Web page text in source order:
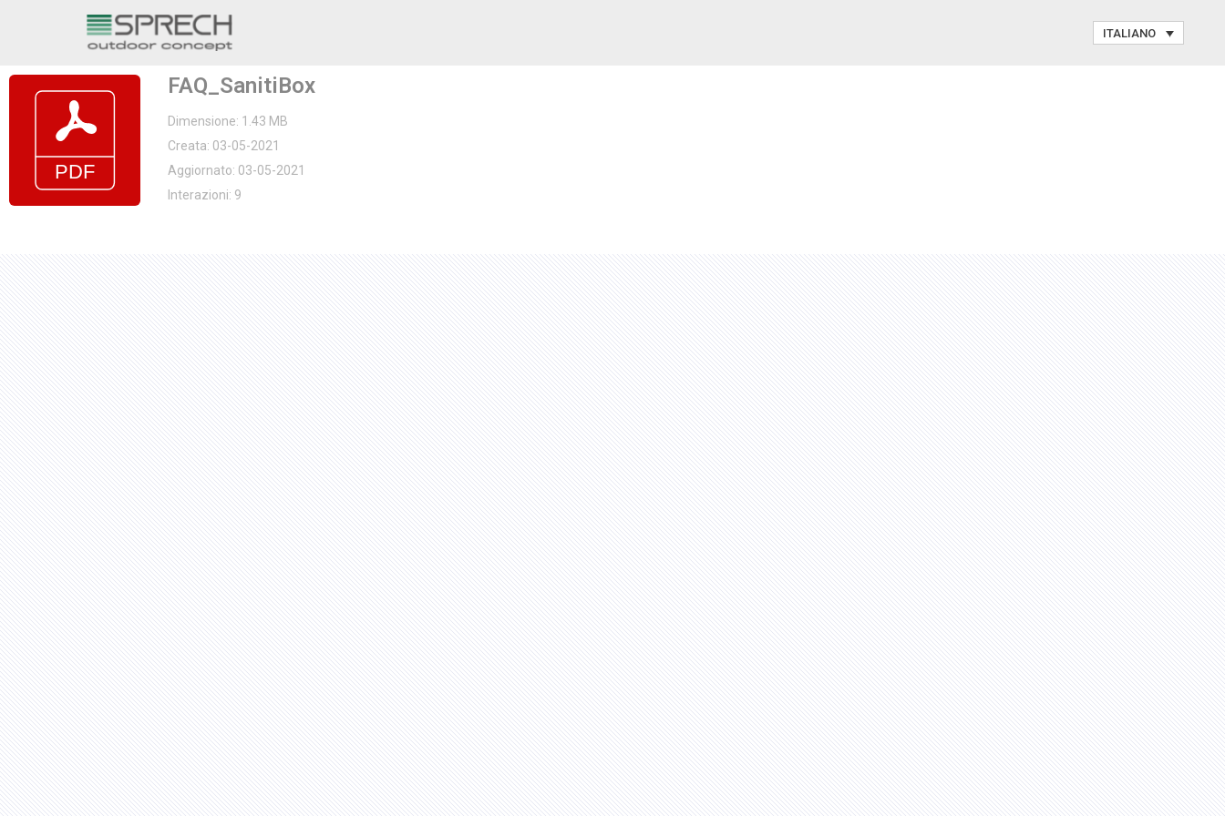
al
contenuto
ITALIANO
FAQ_SanitiBox
Dimensione: 1.43 MB
Creata: 03-05-2021
Aggiornato: 03-05-2021
Interazioni: 9